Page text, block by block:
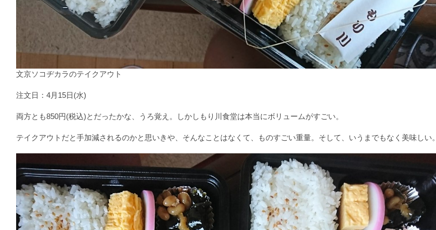
文京ソコヂカラのテイクアウト
注文日：4月15日(水)
両方とも850円(税込)とだったかな、うろ覚え。しかしもり川食堂は本当にボリュームがすごい。
テイクアウトだと手加減されるのかと思いきや、そんなことはなくて、ものすごい重量。そして、いうまでもなく美味しい。